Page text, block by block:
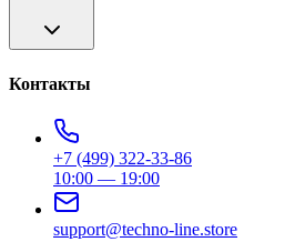
Контакты
+7 (499) 322-33-86
10:00 — 19:00
support@techno-line.store